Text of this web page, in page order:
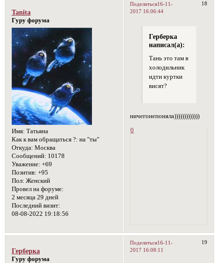
Поделиться 18
16-11-
2017 16:06:44
Tanita
Гуру форума
Имя: Татьяна
Как к вам обращаться ?: на "ты"
Откуда: Москва
Сообщений: 10178
Уважение: +69
Позитив: +95
Пол: Женский
Провел на форуме:
2 месяца 29 дней
Последний визит:
08-08-2022 19:18:56
Герберка
написал(а):
Тань это там в
холодильник
идти куртки
висят?
ничегонепоняла)))))))))))))
0
Поделиться 19
16-11-
2017 16:08:11
Герберка
Гуру форума